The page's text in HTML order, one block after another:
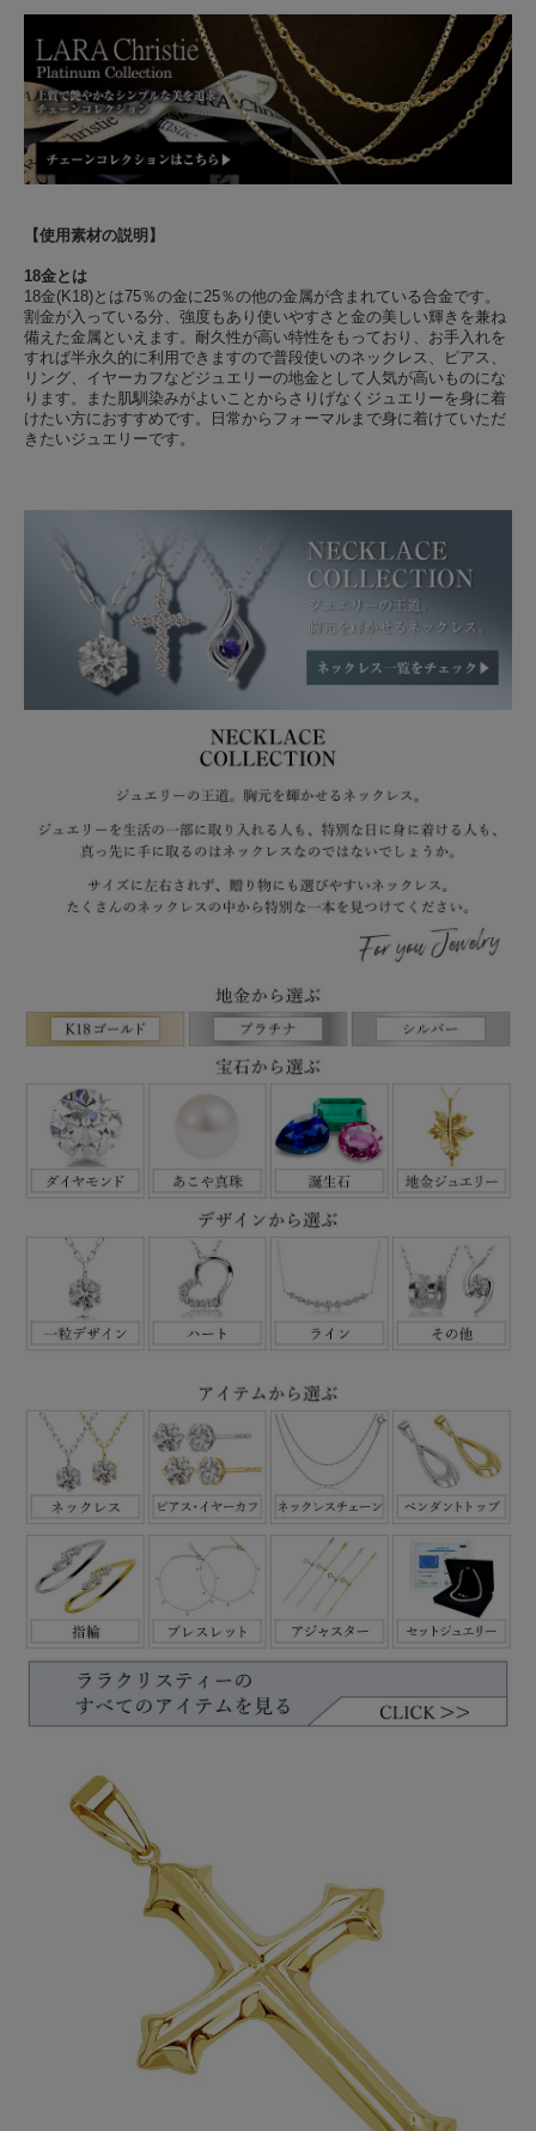
【使用素材の説明】
18金とは
18金(K18)とは75％の金に25％の他の金属が含まれている合金です。
割金が入っている分、強度もあり使いやすさと金の美しい輝きを兼ね
備えた金属といえます。耐久性が高い特性をもっており、お手入れを
すれば半永久的に利用できますので普段使いのネックレス、ピアス、
リング、イヤーカフなどジュエリーの地金として人気が高いものにな
ります。また肌馴染みがよいことからさりげなくジュエリーを身に着
けたい方におすすめです。日常からフォーマルまで身に着けていただ
きたいジュエリーです。